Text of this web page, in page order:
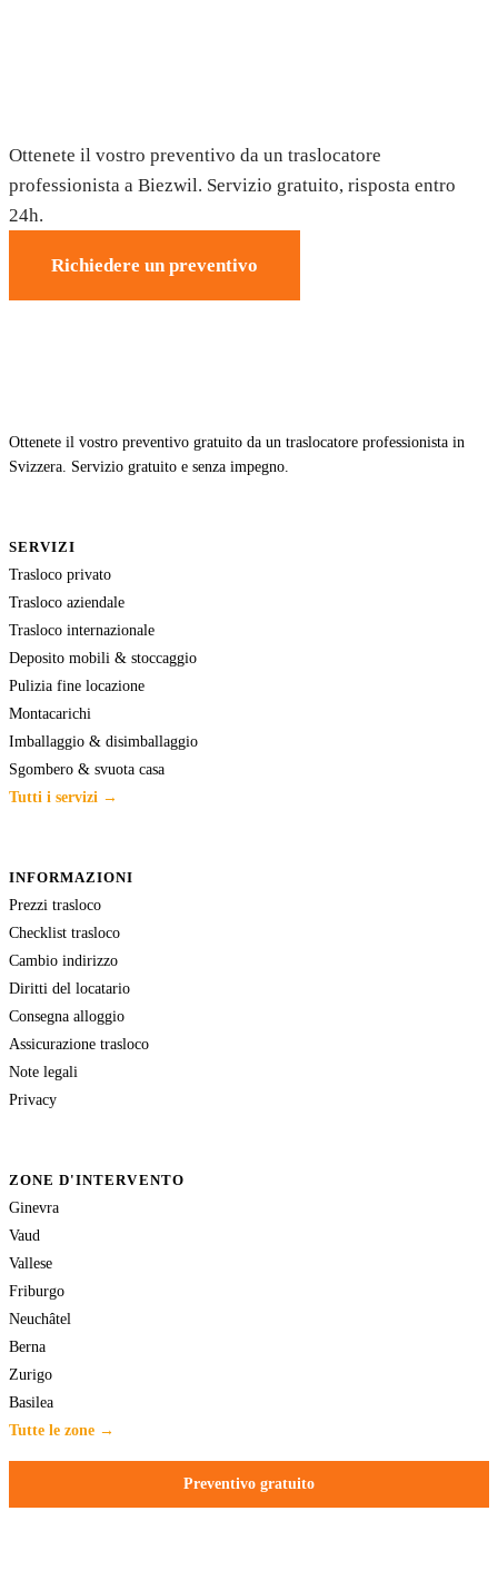
Ottenete il vostro preventivo da un traslocatore
professionista a Biezwil. Servizio gratuito, risposta entro
24h.
Richiedere un preventivo
Ottenete il vostro preventivo gratuito da un traslocatore professionista in
Svizzera. Servizio gratuito e senza impegno.
SERVIZI
Trasloco privato
Trasloco aziendale
Trasloco internazionale
Deposito mobili & stoccaggio
Pulizia fine locazione
Montacarichi
Imballaggio & disimballaggio
Sgombero & svuota casa
Tutti i servizi →
INFORMAZIONI
Prezzi trasloco
Checklist trasloco
Cambio indirizzo
Diritti del locatario
Consegna alloggio
Assicurazione trasloco
Note legali
Privacy
ZONE D'INTERVENTO
Ginevra
Vaud
Vallese
Friburgo
Neuchâtel
Berna
Zurigo
Basilea
Tutte le zone →
Preventivo gratuito